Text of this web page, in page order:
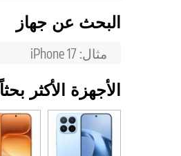
البحث عن جهاز
الأجهزة الأكثر بحثاً